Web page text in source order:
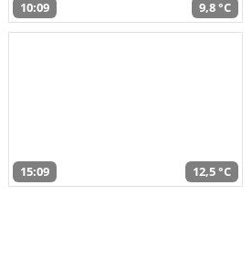
10:09 9,8 °C
15:09 12,5 °C